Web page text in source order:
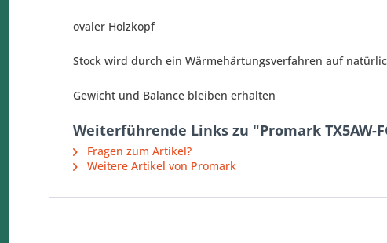
ovaler Holzkopf
Stock wird durch ein Wärmehärtungsverfahren auf
Gewicht und Balance bleiben erhalten
Weiterführende Links zu "Promark TX5AW-
Fragen zum Artikel?
Weitere Artikel von Promark